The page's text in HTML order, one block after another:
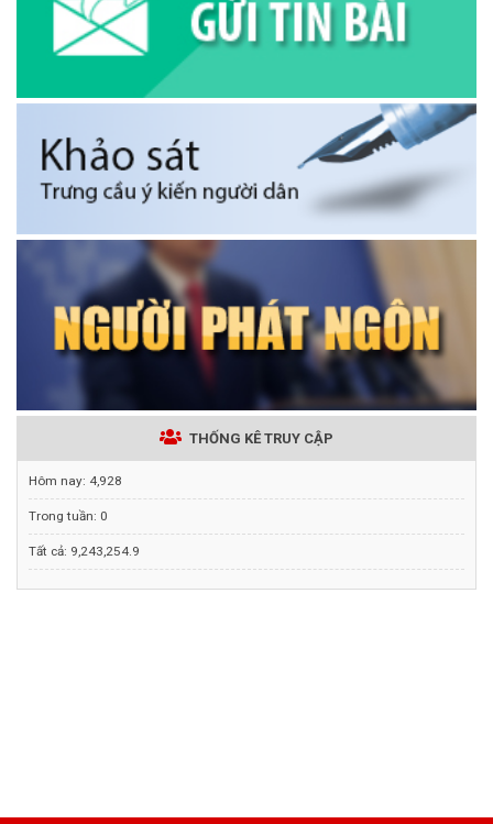
THỐNG KÊ TRUY CẬP
Hôm nay: 4,928
Trong tuần: 0
Tất cả: 9,243,254.9